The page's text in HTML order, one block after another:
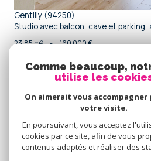
Gentilly (94250)
Studio avec balcon, cave et
23,85 m² - 160 000 €
espace
Nous
Comme beaucoup,
utilise les
On aimerait vous accompagner
votre visite.
En poursuivant, vous acceptez
cookies par ce site, afin de vous
contenus adaptés et réaliser des